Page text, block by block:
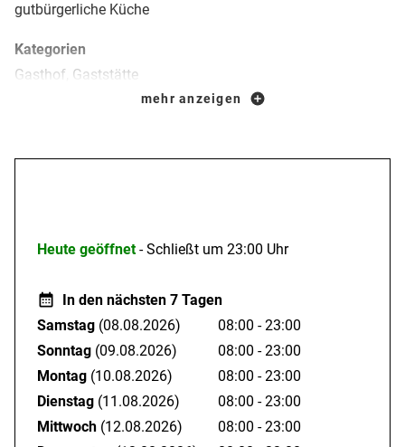
gutbürgerliche Küche
Kategorien
Gasthof, Gaststätte
Küchenstil
Kinder
Kinderhochstühle vorhanden
Essgewohnheiten und Allergien
Glutenfreier Kost
Vegetarische Kost
Besonderheiten der Küche
mehr anzeigen
Heute geöffnet- Schließt um 23:00 Uhr
In den nächsten 7 Tagen
Samstag (08.08.2026)
08:00 - 23:00
Sonntag (09.08.2026)
08:00 - 23:00
Montag (10.08.2026)
08:00 - 23:00
Dienstag (11.08.2026)
08:00 - 23:00
Mittwoch (12.08.2026)
08:00 - 23:00